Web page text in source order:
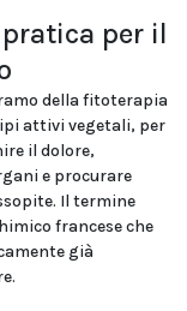
per il
della fitoterapia
attivi vegetali, per
il dolore,
e procurare
Il termine
francese che
già